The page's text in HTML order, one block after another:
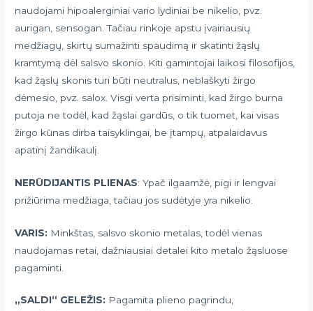
naudojami hipoalerginiai vario lydiniai be nikelio, pvz.
aurigan, sensogan. Tačiau rinkoje apstu įvairiausių
medžiagų, skirtų sumažinti spaudimą ir skatinti žąslų
kramtymą dėl salsvo skonio. Kiti gamintojai laikosi filosofijos,
kad žąslų skonis turi būti neutralus, neblaškyti žirgo
dėmesio, pvz. salox. Visgi verta prisiminti, kad žirgo burna
putoja ne todėl, kad žąslai gardūs, o tik tuomet, kai visas
žirgo kūnas dirba taisyklingai, be įtampų, atpalaidavus
apatinį žandikaulį.
NERŪDIJANTIS PLIENAS: Ypač ilgaamžė, pigi ir lengvai
prižiūrima medžiaga, tačiau jos sudėtyje yra nikelio.
VARIS: Minkštas, salsvo skonio metalas, todėl vienas
naudojamas retai, dažniausiai detalei kito metalo žąsluose
pagaminti.
„SALDI“ GELEŽIS: Pagamita plieno pagrindu,